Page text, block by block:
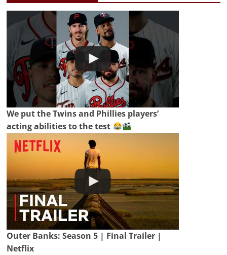
We put the Twins and Phillies players’
acting abilities to the test
Outer Banks: Season 5 | Final Trailer |
Netflix